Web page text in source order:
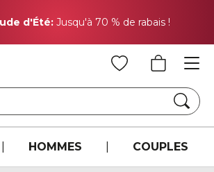
d'Été: Jusqu'à 70 % de rabais !
HOMMES COUPLES